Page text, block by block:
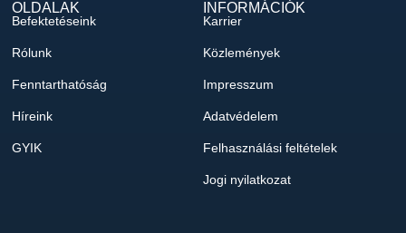
OLDALAK
Befektetéseink
Rólunk
Fenntarthatóság
Híreink
GYIK
INFORMÁCIÓK
Karrier
Közlemények
Impresszum
Adatvédelem
Felhasználási feltételek
Jogi nyilatkozat